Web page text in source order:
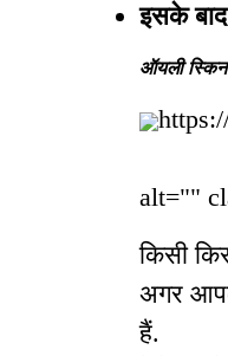
इसके
ऑयली
alt=""
किसी
अगर
हैं.